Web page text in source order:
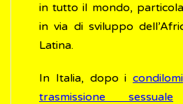
in tutto il mondo,
in via di sviluppo
Latina.
In Italia, dopo i condilomi
trasmissione sessuale